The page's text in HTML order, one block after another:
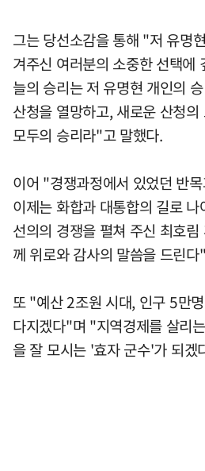
그는 당선소감을 통해 "저 유명
겨주신 여러분의 소중한 선택
늘의 승리는 저 유명현 개인의
산청을 열망하고, 새로운 산청
모두의 승리라"고 말했다.
이어 "경쟁과정에서 있었던 반
이제는 화합과 대통합의 길로
선의의 경쟁을 펼쳐 주신 최호
께 위로와 감사의 말씀을 드린
또 "예산 2조원 시대, 인구 5만
다지겠다"며 "지역경제를 살리
을 잘 모시는 '효자 군수'가 되